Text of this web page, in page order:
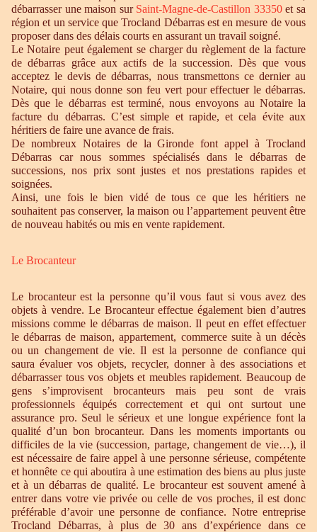
débarrasser une maison sur Saint-Magne-de-Castillon 33350et sa
région et un service que Trocland Débarras est en mesure de vous
proposer dans des délais courts en assurant un travail soigné.
Le Notaire peut également se charger du règlement de la facture
de débarras grâce aux actifs de la succession. Dès que vous
acceptez le devis de débarras, nous transmettons ce dernier au
Notaire, qui nous donne son feu vert pour effectuer le débarras.
Dès que le débarras est terminé, nous envoyons au Notaire la
facture du débarras. C’est simple et rapide, et cela évite aux
héritiers de faire une avance de frais.
De nombreux Notaires de la Gironde font appel à Trocland
Débarras car nous sommes spécialisés dans le débarras de
successions, nos prix sont justes et nos prestations rapides et
soignées.
Ainsi, une fois le bien vidé de tous ce que les héritiers ne
souhaitent pas conserver, la maison ou l’appartement peuvent être
de nouveau habités ou mis en vente rapidement.
Le Brocanteur
Le brocanteur est la personne qu’il vous faut si vous avez des
objets à vendre. Le Brocanteur effectue également bien d’autres
missions comme le débarras de maison. Il peut en effet effectuer
le débarras de maison, appartement, commerce suite à un décès
ou un changement de vie. Il est la personne de confiance qui
saura évaluer vos objets, recycler, donner à des associations et
débarrasser tous vos objets et meubles rapidement. Beaucoup de
gens s’improvisent brocanteurs mais peu sont de vrais
professionnels équipés correctement et qui ont surtout une
assurance pro. Seul le sérieux et une longue expérience font la
qualité d’un bon brocanteur. Dans les moments importants ou
difficiles de la vie (succession, partage, changement de vie…), il
est nécessaire de faire appel à une personne sérieuse, compétente
et honnête ce qui aboutira à une estimation des biens au plus juste
et à un débarras de qualité. Le brocanteur est souvent amené à
entrer dans votre vie privée ou celle de vos proches, il est donc
préférable d’avoir une personne de confiance. Notre entreprise
Trocland Débarras, à plus de 30 ans d’expérience dans ce